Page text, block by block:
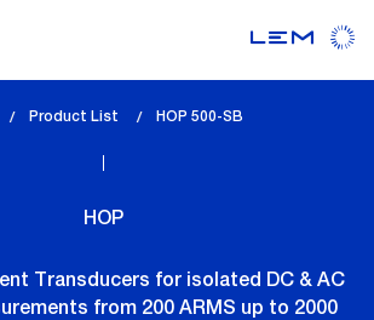
Product List
lem_current_page
HOP 500-SB
HOP
Transducers for isolated DC & AC
from 200 ARMS up to 2000